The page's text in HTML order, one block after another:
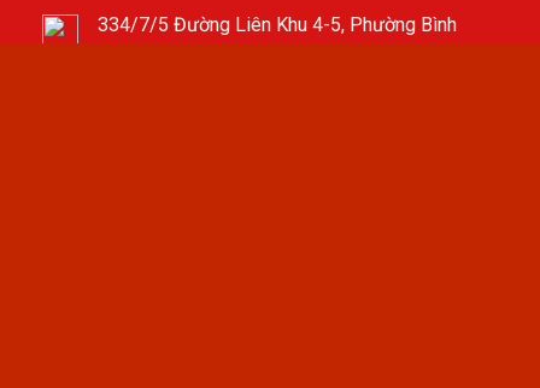
334/7/5 Đường Liên Khu 4-5, Phường Bình